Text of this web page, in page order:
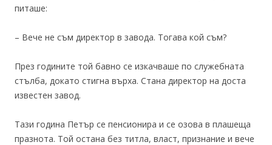
питаше:
– Вече не съм директор в завода. Тогава кой съм?
През годините той бавно се изкачваше по служебната
стълба, докато стигна върха. Стана директор на доста
известен завод.
Тази година Петър се пенсионира и се озова в плашеща
празнота. Той остана без титла, власт, признание и вече